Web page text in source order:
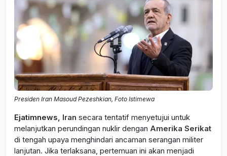
Presiden Iran Masoud Pezeshkian, Foto Istimewa
Ejatimnews, Iran secara tentatif menyetujui untuk
melanjutkan perundingan nuklir dengan Amerika Serikat
di tengah upaya menghindari ancaman serangan militer
lanjutan. Jika terlaksana, pertemuan ini akan menjadi